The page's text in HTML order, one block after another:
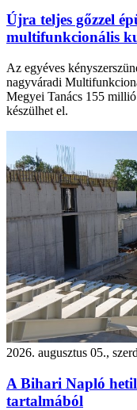
Újra teljes gőzzel
multifunkcionális
Az egyéves
nagyváradi
Megyei Tanács 155
készülhet el.
2026. augusztus 05.,
A Bihari Napló
tartalmából